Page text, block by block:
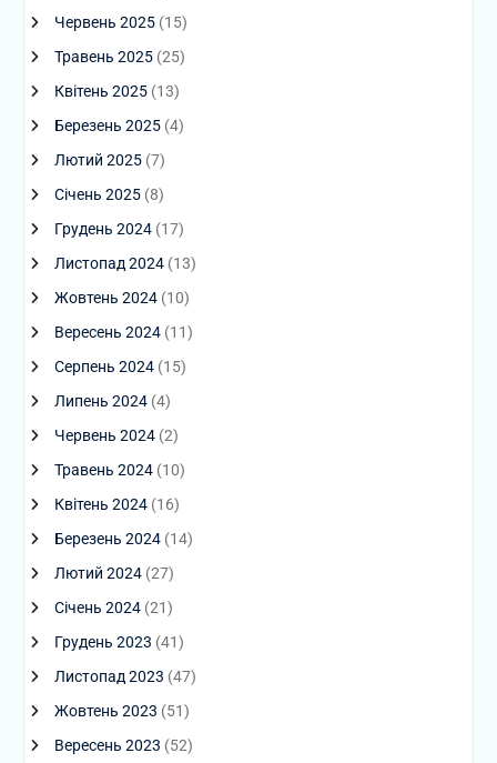
Червень 2025(15)
Травень 2025(25)
Квітень 2025(13)
Березень 2025(4)
Лютий 2025(7)
Січень 2025(8)
Грудень 2024(17)
Листопад 2024(13)
Жовтень 2024(10)
Вересень 2024(11)
Серпень 2024(15)
Липень 2024(4)
Червень 2024(2)
Травень 2024(10)
Квітень 2024(16)
Березень 2024(14)
Лютий 2024(27)
Січень 2024(21)
Грудень 2023 (41)
Листопад 2023 (47)
Жовтень 2023 (51)
Вересень 2023 (52)